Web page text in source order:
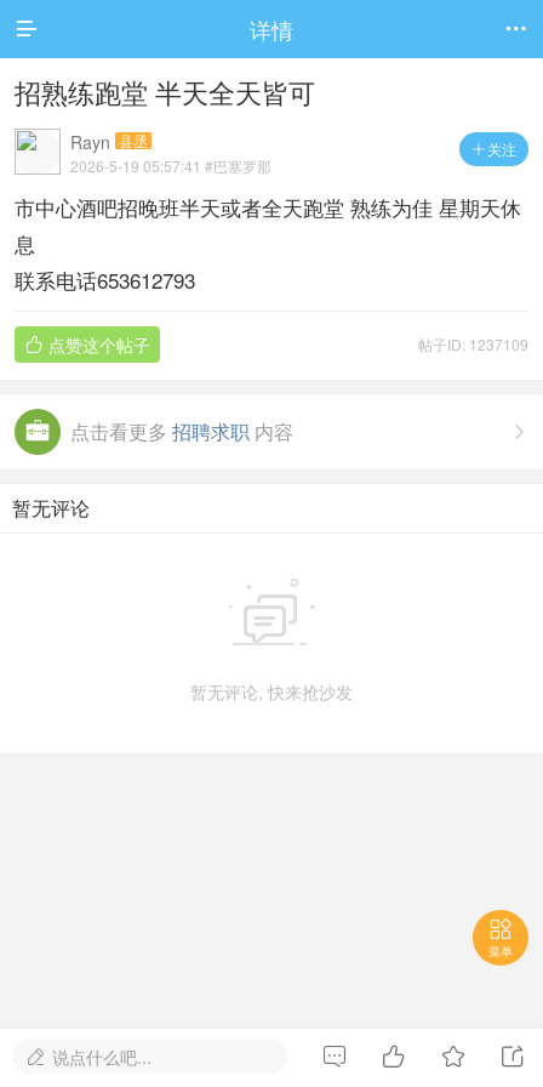
 详情 
招熟练跑堂 半天全天皆可
 关注
Rayn 县丞
2026-5-19 05:57:41 #巴塞罗那
市中心酒吧招晚班半天或者全天跑堂 熟练为佳 星期天休
息
联系电话653612793
帖子ID: 1237109
 点赞这个帖子

点击看更多 招聘求职 内容
暂无评论

暂无评论, 快来抢沙发

菜单
 说点什么吧...    